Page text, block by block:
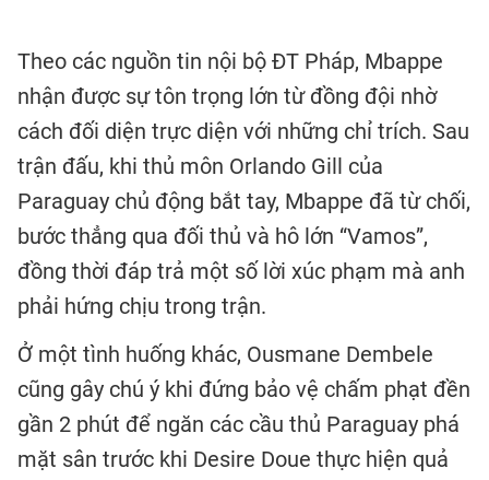
Theo các nguồn tin nội bộ ĐT Pháp, Mbappe
nhận được sự tôn trọng lớn từ đồng đội nhờ
cách đối diện trực diện với những chỉ trích. Sau
trận đấu, khi thủ môn Orlando Gill của
Paraguay chủ động bắt tay, Mbappe đã từ chối,
bước thẳng qua đối thủ và hô lớn “Vamos”,
đồng thời đáp trả một số lời xúc phạm mà anh
phải hứng chịu trong trận.
Ở một tình huống khác, Ousmane Dembele
cũng gây chú ý khi đứng bảo vệ chấm phạt đền
gần 2 phút để ngăn các cầu thủ Paraguay phá
mặt sân trước khi Desire Doue thực hiện quả